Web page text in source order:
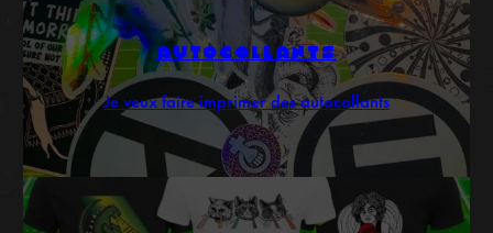
AUTOCOLLANTS
Je veux faire imprimer des autocollants